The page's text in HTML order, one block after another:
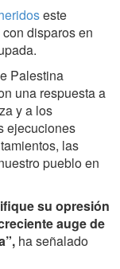
este
disparos en
Palestina
una respuesta a
y a los
ejecuciones
las
pueblo en
su opresión
auge de
ha señalado